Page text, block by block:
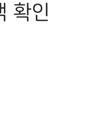
확인